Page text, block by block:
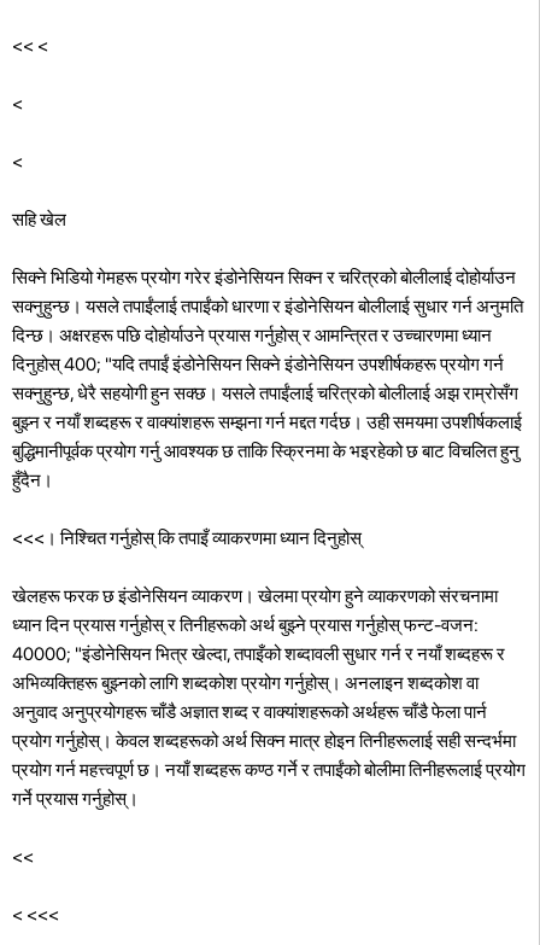
<< <
<
<
सहि खेल
सिक्ने भिडियो गेमहरू प्रयोग गरेर इंडोनेसियन सिक्न र चरित्रको बोलीलाई दोहोर्याउन
सक्नुहुन्छ। यसले तपाईंलाई तपाईंको धारणा र इंडोनेसियन बोलीलाई सुधार गर्न अनुमति
दिन्छ। अक्षरहरू पछि दोहोर्याउने प्रयास गर्नुहोस् र आमन्त्रित र उच्चारणमा ध्यान
दिनुहोस् 400; "यदि तपाईं इंडोनेसियन सिक्ने इंडोनेसियन उपशीर्षकहरू प्रयोग गर्न
सक्नुहुन्छ, धेरै सहयोगी हुन सक्छ। यसले तपाईंलाई चरित्रको बोलीलाई अझ राम्रोसँग
बुझ्न र नयाँ शब्दहरू र वाक्यांशहरू सम्झना गर्न मद्दत गर्दछ। उही समयमा उपशीर्षकलाई
बुद्धिमानीपूर्वक प्रयोग गर्नु आवश्यक छ ताकि स्क्रिनमा के भइरहेको छ बाट विचलित हुनु
हुँदैन।
<<<। निश्चित गर्नुहोस् कि तपाइँ व्याकरणमा ध्यान दिनुहोस्
खेलहरू फरक छ इंडोनेसियन व्याकरण। खेलमा प्रयोग हुने व्याकरणको संरचनामा
ध्यान दिन प्रयास गर्नुहोस् र तिनीहरूको अर्थ बुझ्ने प्रयास गर्नुहोस् फन्ट-वजन:
40000; "इंडोनेसियन भित्र खेल्दा, तपाइँको शब्दावली सुधार गर्न र नयाँ शब्दहरू र
अभिव्यक्तिहरू बुझ्नको लागि शब्दकोश प्रयोग गर्नुहोस्। अनलाइन शब्दकोश वा
अनुवाद अनुप्रयोगहरू चाँडै अज्ञात शब्द र वाक्यांशहरूको अर्थहरू चाँडै फेला पार्न
प्रयोग गर्नुहोस्। केवल शब्दहरूको अर्थ सिक्न मात्र होइन तिनीहरूलाई सही सन्दर्भमा
प्रयोग गर्न महत्त्वपूर्ण छ। नयाँ शब्दहरू कण्ठ गर्ने र तपाईंको बोलीमा तिनीहरूलाई प्रयोग
गर्ने प्रयास गर्नुहोस्।
<<
< <<<